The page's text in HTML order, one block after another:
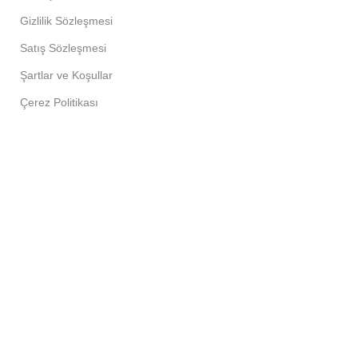
Gizlilik Sözleşmesi
Satış Sözleşmesi
Şartlar ve Koşullar
Çerez Politikası